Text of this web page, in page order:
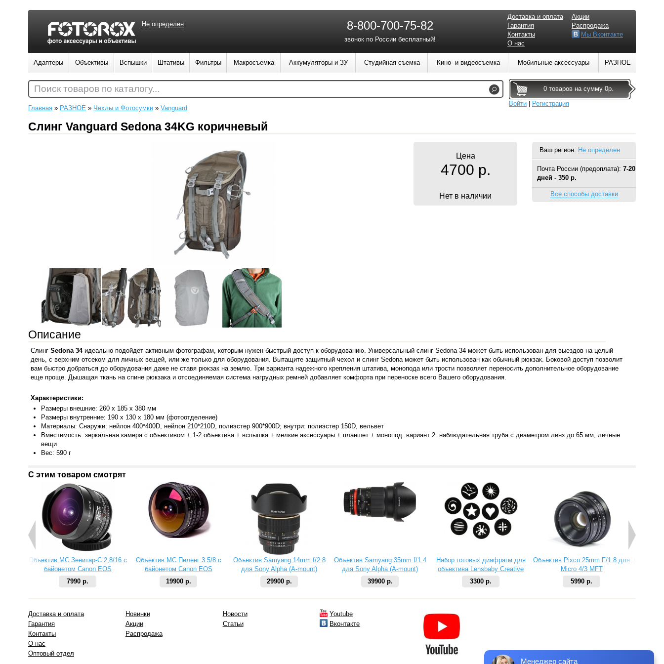
Главная » РАЗНОЕ » Чехлы и Фотосумки » Vanguard
Слинг Vanguard Sedona 34KG коричневый
Ваш регион: Не определен
Почта России (предоплата): 7-20
дней - 350 р.
Все способы доставки
Цена
4700 р.
Нет в наличии
Описание
Слинг Sedona 34идеально подойдет активным фотографам, которым нужен быстрый доступ к оборудованию. Универсальный слинг Sedona 34 может быть использован для выездов на целый
день, с верхним отсеком для личных вещей, или же только для оборудования. Вытащите защитный чехол и слинг Sedona может быть использован как обычный рюкзак. Боковой доступ позволит
вам быстро добраться до оборудования даже не ставя рюкзак на землю. Три варианта надежного крепления штатива, монопода или трости позволяет переносить дополнительное оборудование
еще проще. Дышащая ткань на спине рюкзака и отсоединяемая система нагрудных ремней добавляет комфорта при переноске всего Вашего оборудования.
Характеристики:
Размеры внешние: 260 х 185 х 380 мм
Размеры внутренние: 190 х 130 х 180 мм (фотоотделение)
Материалы: Снаружи: нейлон 400*400D, нейлон 210*210D, полиэстер 900*900D; внутри: полиэстер 150D, вельвет
Вместимость: зеркальная камера с объективом + 1-2 объектива + вспышка + мелкие аксессуары + планшет + монопод. вариант 2: наблюдательная труба с диаметром линз до 65 мм, личные
вещи
Вес: 590 г
С этим товаром смотрят
Объектив МС Зенитар-C 2,8/16 с
байонетом Canon EOS
7990 р.
Объектив МС Пеленг 3.5/8 с
байонетом Canon EOS
19900 р.
Объектив Samyang 14mm f/2.8
для Sony Alpha (A-mount)
29900 р.
Объектив Samyang 35mm f/1.4
для Sony Alpha (A-mount)
39900 р.
Набор готовых диафрагм для
объектива Lensbaby Creative
Aperture Kit 2
3300 р.
Объектив Pixco 25mm F/1.8 для
Micro 4/3 MFT
5990 р.
Не определен 8-800-700-75-82
звонок по России бесплатный!
Доставка и оплата
Гарантия
Контакты
О нас
Акции
Распродажа
Мы Вконтакте
Адаптеры Объективы Вспышки Штативы Фильтры Макросъемка Аккумуляторы и ЗУ Студийная съемка Кино- и видеосъемка Мобильные аксессуары РАЗНОЕ
0 товаров на сумму 0р.
Войти
Регистрация
Поиск товаров по каталогу...
Доставка и оплата
Гарантия
Контакты
О нас
Оптовый отдел
Новинки
Акции
Распродажа
Новости
Статьи
Youtube
Вконтакте
Менеджер сайта